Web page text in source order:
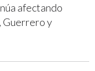
afectando
Guerrero y